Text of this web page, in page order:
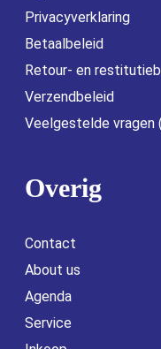
Privacyverklaring
Betaalbeleid
Retour- en
Verzendbeleid
Veelgestelde vragen
Overig
Contact
About us
Agenda
Service